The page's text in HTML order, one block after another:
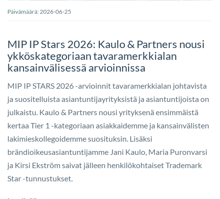
Päivämäärä: 2026-06-25
MIP IP Stars 2026: Kaulo & Partners nousi
ykköskategoriaan tavaramerkkialan
kansainvälisessä arvioinnissa
MIP IP STARS 2026 -arvioinnit tavaramerkkialan johtavista
ja suositelluista asiantuntijayrityksistä ja asiantuntijoista on
julkaistu. Kaulo & Partners nousi yrityksenä ensimmäistä
kertaa Tier 1 -kategoriaan asiakkaidemme ja kansainvälisten
lakimieskollegoidemme suosituksin. Lisäksi
brändioikeusasiantuntijamme Jani Kaulo, Maria Puronvarsi
ja Kirsi Ekström saivat jälleen henkilökohtaiset Trademark
Star -tunnustukset.